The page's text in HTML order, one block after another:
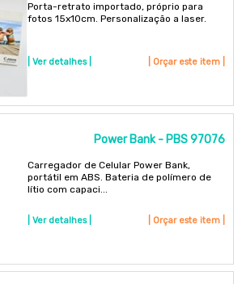
Porta-retrato importado, próprio para
fotos 15x10cm. Personalização a laser.
| Ver detalhes | | Orçar este item |
Power Bank - PBS 97076
Carregador de Celular Power Bank,
portátil em ABS. Bateria de polímero de
lítio com capaci...
| Ver detalhes | | Orçar este item |